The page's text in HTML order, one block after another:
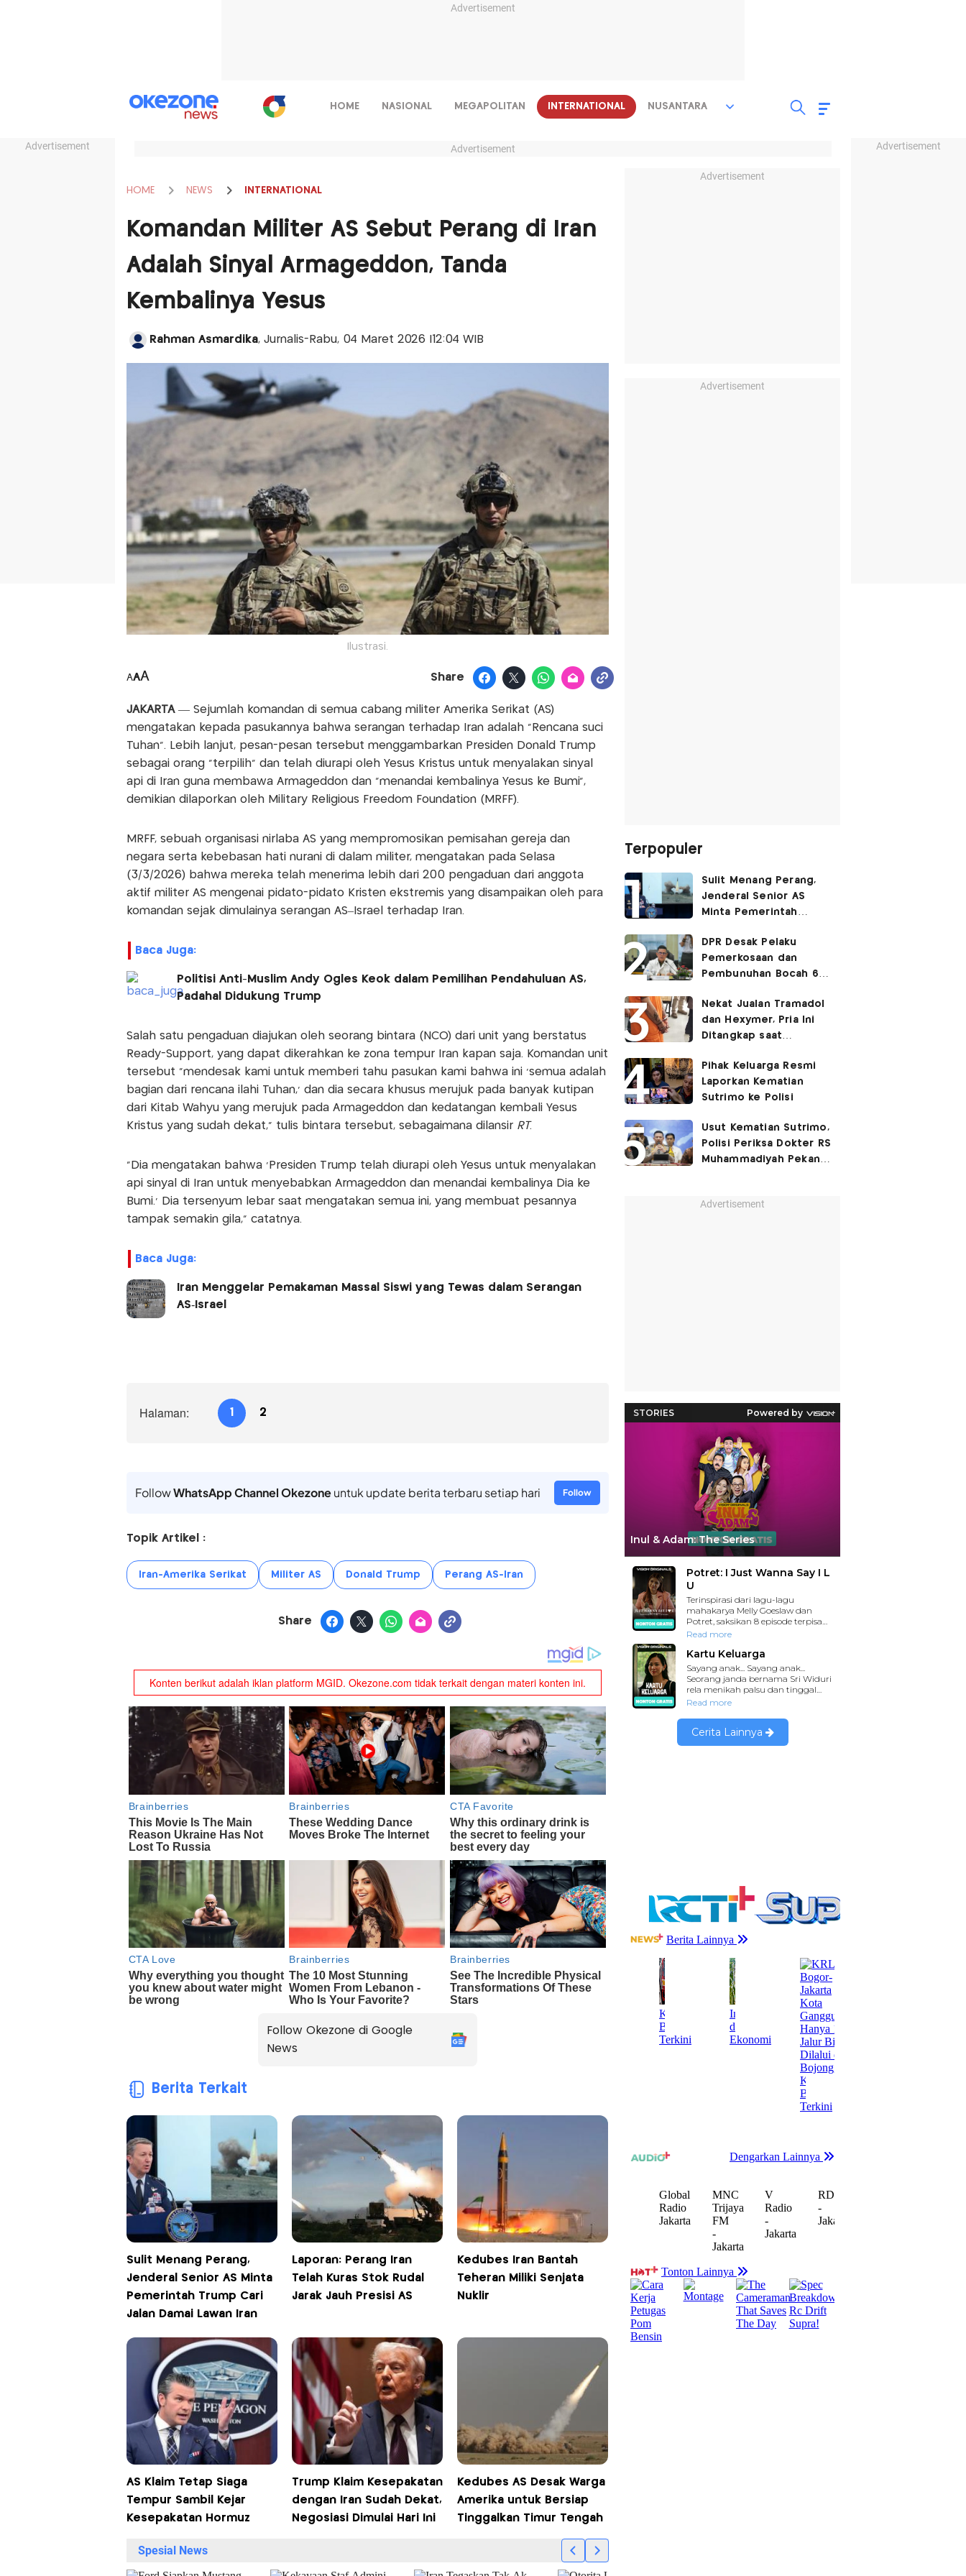
Advertisement
Advertisement Advertisement
HOME NASIONAL MEGAPOLITAN INTERNATIONAL NUSANTARA
Advertisement
HOME NEWS INTERNATIONAL
Komandan Militer AS Sebut Perang di Iran
Adalah Sinyal Armageddon, Tanda
Kembalinya Yesus
Rahman Asmardika, Jurnalis-Rabu, 04 Maret 2026 |12:04 WIB
Ilustrasi.
AAA Share
JAKARTA — Sejumlah komandan di semua cabang militer Amerika Serikat (AS)
mengatakan kepada pasukannya bahwa serangan terhadap Iran adalah “Rencana suci
Tuhan”. Lebih lanjut, pesan-pesan tersebut menggambarkan Presiden Donald Trump
sebagai orang “terpilih” dan telah diurapi oleh Yesus Kristus untuk menyalakan sinyal
api di Iran guna membawa Armageddon dan “menandai kembalinya Yesus ke Bumi”,
demikian dilaporkan oleh Military Religious Freedom Foundation (MRFF).
MRFF, sebuah organisasi nirlaba AS yang mempromosikan pemisahan gereja dan
negara serta kebebasan hati nurani di dalam militer, mengatakan pada Selasa
(3/3/2026) bahwa mereka telah menerima lebih dari 200 pengaduan dari anggota
aktif militer AS mengenai pidato-pidato Kristen ekstremis yang disampaikan oleh para
komandan sejak dimulainya serangan AS–Israel terhadap Iran.
Baca Juga:
Politisi Anti-Muslim Andy Ogles Keok dalam Pemilihan Pendahuluan AS,
Padahal Didukung Trump
Salah satu pengaduan diajukan oleh seorang bintara (NCO) dari unit yang berstatus
Ready-Support, yang dapat dikerahkan ke zona tempur Iran kapan saja. Komandan unit
tersebut "mendesak kami untuk memberi tahu pasukan kami bahwa ini 'semua adalah
bagian dari rencana ilahi Tuhan,' dan dia secara khusus merujuk pada banyak kutipan
dari Kitab Wahyu yang merujuk pada Armageddon dan kedatangan kembali Yesus
Kristus yang sudah dekat," tulis bintara tersebut, sebagaimana dilansir RT.
“Dia mengatakan bahwa ‘Presiden Trump telah diurapi oleh Yesus untuk menyalakan
api sinyal di Iran untuk menyebabkan Armageddon dan menandai kembalinya Dia ke
Bumi.’ Dia tersenyum lebar saat mengatakan semua ini, yang membuat pesannya
tampak semakin gila,” catatnya.
Baca Juga:
Iran Menggelar Pemakaman Massal Siswi yang Tewas dalam Serangan
AS‑Israel
Halaman: 1 2
FollowWhatsApp Channel Okezoneuntuk update berita terbaru setiap hari Follow
Topik Artikel :
Iran-Amerika Serikat Militer AS Donald Trump Perang AS-Iran
Share
Follow Okezone di Google
News
Berita Terkait
Sulit Menang Perang,
Jenderal Senior AS Minta
Pemerintah Trump Cari
Jalan Damai Lawan Iran
Laporan: Perang Iran
Telah Kuras Stok Rudal
Jarak Jauh Presisi AS
Kedubes Iran Bantah
Teheran Miliki Senjata
Nuklir
AS Klaim Tetap Siaga
Tempur Sambil Kejar
Kesepakatan Hormuz
Trump Klaim Kesepakatan
dengan Iran Sudah Dekat,
Negosiasi Dimulai Hari Ini
Kedubes AS Desak Warga
Amerika untuk Bersiap
Tinggalkan Timur Tengah
Advertisement
Advertisement
Terpopuler
Sulit Menang Perang,
Jenderal Senior AS
Minta Pemerintah
Lawan Iran
DPR Desak Pelaku
Pemerkosaan dan
Pembunuhan Bocah 6
Dihukum Seumur Hidup
Nekat Jualan Tramadol
dan Hexymer, Pria Ini
Ditangkap saat
Pihak Keluarga Resmi
Laporkan Kematian
Sutrimo ke Polisi
Usut Kematian Sutrimo,
Polisi Periksa Dokter RS
Muhammadiyah Pekan
Advertisement